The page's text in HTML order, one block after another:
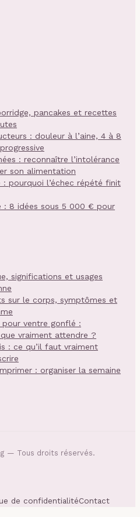
pancakes et recettes
: douleur à l’aine, 4 à 8
: reconnaître l’intolérance
son alimentation
: pourquoi l’échec répété finit
: 8 idées sous 5 000 € pour
significations et usages
sur le corps, symptômes et
ventre gonflé :
vraiment attendre ?
: ce qu’il faut vraiment
: organiser la semaine
— Tous droits réservés.
de confidentialitéContact